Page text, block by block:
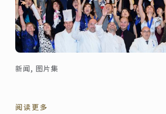
新闻, 图片集
阅读更多